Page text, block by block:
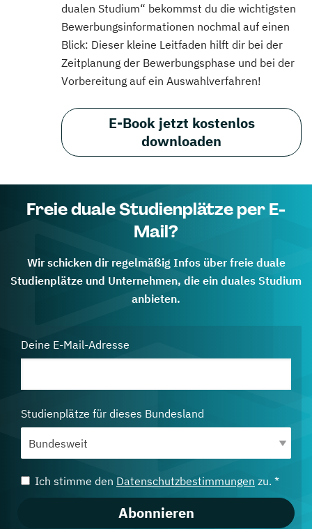
dualen Studium“ bekommst du die wichtigsten
Bewerbungsinformationen nochmal auf einen
Blick: Dieser kleine Leitfaden hilft dir bei der
Zeitplanung der Bewerbungsphase und bei der
Vorbereitung auf ein Auswahlverfahren!
E-Book jetzt kostenlos
downloaden
Freie duale Studienplätze per E-
Mail?
Wir schicken dir regelmäßig Infos über freie duale
Studienplätze und Unternehmen, die ein duales Studium
anbieten.
Deine E-Mail-Adresse
Studienplätze für dieses Bundesland
Ich stimme den Datenschutzbestimmungen zu. *
Abonnieren